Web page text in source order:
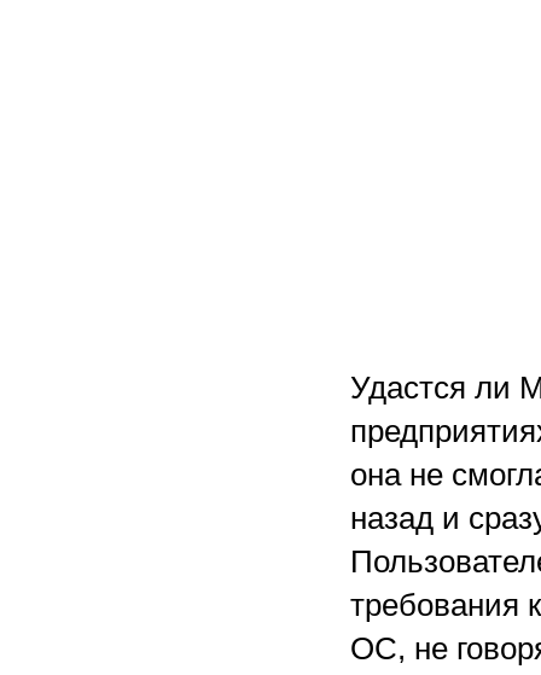
Удастся ли
она не
назад и
требования
ОС, не